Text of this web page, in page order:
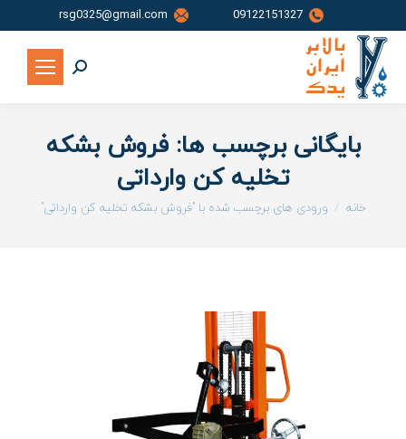
09122151327
rsg0325@gmail.com
جستجو:
بایگانی برچسب ها:فروش بشکه
تخلیه کن وارداتی
شما اینجا هستید:
خانه ورودی های برچسب شده با "فروش بشکه تخلیه کن وارداتی"